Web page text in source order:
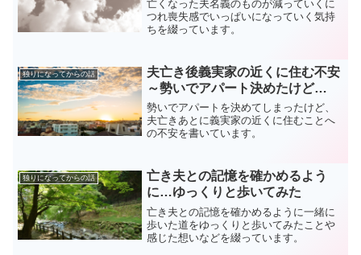
亡くなった夫名義のものが減っていくに
つれ喪失感でいっぱいになっていく気持
ちを綴っています。
独りになってからの話
夫亡き後義実家の近くに住む不安
～勢いでアパート決めたけど…
勢いでアパートを決めてしまったけど、
夫亡きあとに義実家の近くに住むことへ
の不安を書いています。
独りになってからの話
亡き夫との記憶を確かめるよう
に…ゆっくりと歩いてみた
亡き夫との記憶を確かめるように一緒に
歩いた道をゆっくりと歩いてみたことや
感じた想いなどを綴っています。